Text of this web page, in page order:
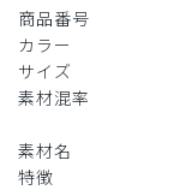
商品番号
カラー
サイズ
素材混率
素材名
特徴